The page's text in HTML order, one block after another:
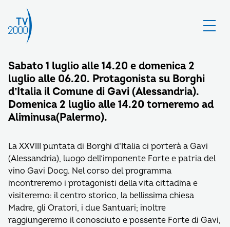
Sabato 1 luglio alle 14.20 e domenica 2
luglio alle 06.20. Protagonista su Borghi
d’Italia il Comune di Gavi (Alessandria).
Domenica 2 luglio alle 14.20 torneremo ad
Aliminusa(Palermo).
La XXVIII puntata di Borghi d’Italia ci porterà a Gavi
(Alessandria), luogo dell’imponente Forte e patria del
vino Gavi Docg. Nel corso del programma
incontreremo i protagonisti della vita cittadina e
visiteremo: il centro storico, la bellissima chiesa
Madre, gli Oratori, i due Santuari; inoltre
raggiungeremo il conosciuto e possente Forte di Gavi,